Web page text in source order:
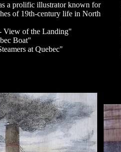
a prolific illustrator known for
of 19th-century life in North
View of the Landing"
Boat"
at Quebec"